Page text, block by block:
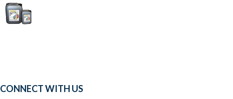
CONNECT WITH US